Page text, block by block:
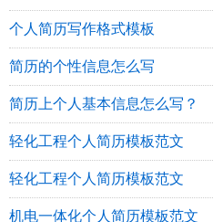
个人简历写作格式模板
简历的个性信息怎么写
简历上个人基本信息怎么写？
轻化工程个人简历模板范文
轻化工程个人简历模板范文
机电一体化个人简历模板范文